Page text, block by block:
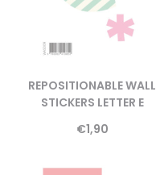
REPOSITIONABLE WALL
STICKERS LETTER E
€1,90